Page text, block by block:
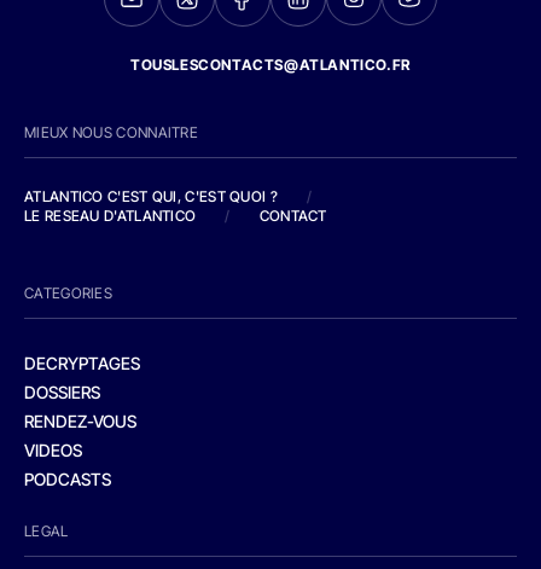
TOUSLESCONTACTS@ATLANTICO.FR
MIEUX NOUS CONNAITRE
ATLANTICO C'EST QUI, C'EST QUOI ?
/
LE RESEAU D'ATLANTICO
/ CONTACT
CATEGORIES
DECRYPTAGES
DOSSIERS
RENDEZ-VOUS
VIDEOS
PODCASTS
LEGAL